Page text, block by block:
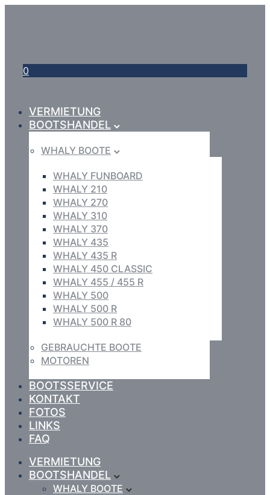
0
VERMIETUNG
BOOTSHANDEL
WHALY BOOTE
WHALY FUNBOARD
WHALY 210
WHALY 270
WHALY 310
WHALY 370
WHALY 435
WHALY 435 R
WHALY 450 CLASSIC
WHALY 455 / 455 R
WHALY 500
WHALY 500 R
WHALY 500 R 80
GEBRAUCHTE BOOTE
MOTOREN
BOOTSSERVICE
KONTAKT
FOTOS
LINKS
FAQ
VERMIETUNG
BOOTSHANDEL
WHALY BOOTE